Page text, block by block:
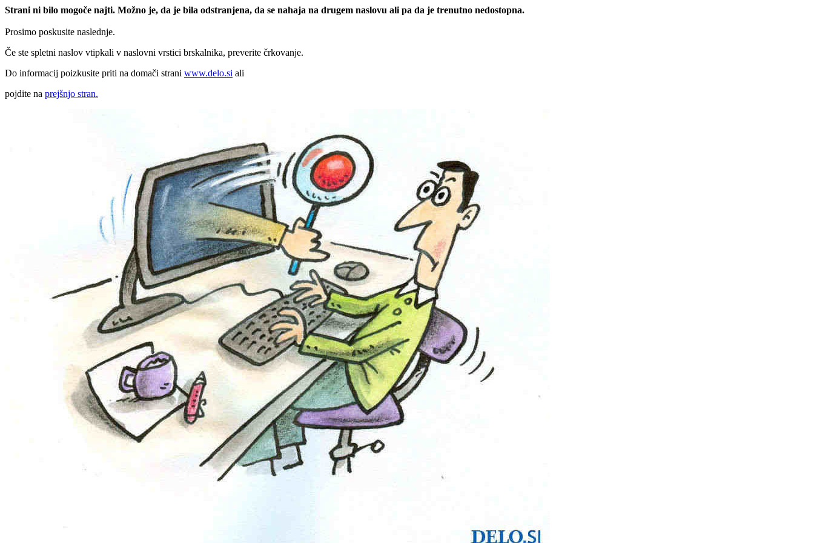
Strani ni bilo mogoče najti. Možno je, da je bila odstranjena, da se nahaja na drugem naslovu ali pa da je trenutno nedostopna.
Prosimo poskusite naslednje.
Če ste spletni naslov vtipkali v naslovni vrstici brskalnika, preverite črkovanje.
Do informacij poizkusite priti na domači strani www.delo.si ali
pojdite na prejšnjo stran.